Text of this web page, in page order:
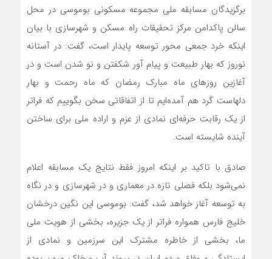
برگزیدگان مسابقه ملی مجموعه مسکونی بوموسی در محل
سالن پاکدامن مرکز تحقیقات راه مسکن و شهرسازی با بیان
اینکه خرد جمعی محور توسعه پایدار است، گفت: در آستانه
نوروز که بهار طبیعت و پیام آور شکفتن و نو شدن است و در
آغازین روزهای ماه مبارک رمضان که ماه رحمت و بهار
دلهاست گرد هم آمده‌ایم تا از اتفاقاتی سخن بگوییم که فراتر
از یک رقابت حرفه‌ای نمادی از عزم و اراده ملی برای ساختن
آینده شایسته است.
صادق با تاکید بر اینکه امروز فقط نتایج یک مسابقه اعلام
نمی‌شود بلکه فصلی تازه در معماری و در شهرسازی و در نگاه
به توسعه آغاز خواهد شد، گفت: بوموسی این نگین درخشان
خلیج فارس همواره فراتر از یک جزیره، بخشی از هویت ملی
ما، بخشی از خاطره مشترک این سرزمین و نمادی از